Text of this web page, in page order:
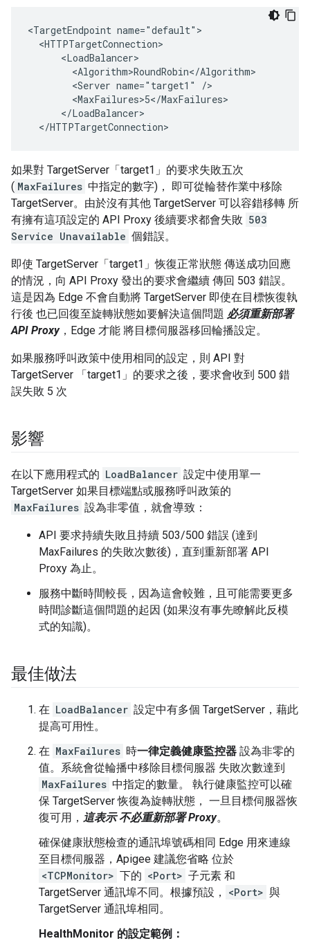
<TargetEndpoint name="default">
  <HTTPTargetConnection>
      <LoadBalancer>
        <Algorithm>RoundRobin</Algorithm>
        <Server name="target1" />
        <MaxFailures>5</MaxFailures>
      </LoadBalancer>
  </HTTPTargetConnection>
如果對 TargetServer「target1」的要求失敗五次
( MaxFailures 中指定的數字)， 即可從輪替作業中移除
TargetServer。由於沒有其他 TargetServer 可以容錯移轉 所
有擁有這項設定的 API Proxy 後續要求都會失敗 503
Service Unavailable 個錯誤。
即使 TargetServer「target1」恢復正常狀態 傳送成功回應
的情況，向 API Proxy 發出的要求會繼續 傳回 503 錯誤。
這是因為 Edge 不會自動將 TargetServer 即使在目標恢復執
行後 也已回復至旋轉狀態如要解決這個問題 必須重新部署
API Proxy，Edge 才能 將目標伺服器移回輪播設定。
如果服務呼叫政策中使用相同的設定，則 API 對
TargetServer 「target1」的要求之後，要求會收到 500 錯
誤失敗 5 次
影響
在以下應用程式的 LoadBalancer 設定中使用單一
TargetServer 如果目標端點或服務呼叫政策的
MaxFailures 設為非零值，就會導致：
API 要求持續失敗且持續 503/500 錯誤 (達到
MaxFailures 的失敗次數後)，直到重新部署 API
Proxy 為止。
服務中斷時間較長，因為這會較難，且可能需要更多
時間診斷這個問題的起因 (如果沒有事先瞭解此反模
式的知識)。
最佳做法
在 LoadBalancer 設定中有多個 TargetServer，藉此
提高可用性。
在 MaxFailures 時一律定義健康監控器 設為非零的
值。系統會從輪播中移除目標伺服器 失敗次數達到
MaxFailures 中指定的數量。 執行健康監控可以確
保 TargetServer 恢復為旋轉狀態， 一旦目標伺服器恢
復可用， 這表示 不必重新部署 Proxy。
確保健康狀態檢查的通訊埠號碼相同 Edge 用來連線
至目標伺服器，Apigee 建議您省略 位於
<TCPMonitor> 下的 <Port> 子元素 和
TargetServer 通訊埠不同。根據預設，
<Port> 與
TargetServer 通訊埠相同。
HealthMonitor 的設定範例：